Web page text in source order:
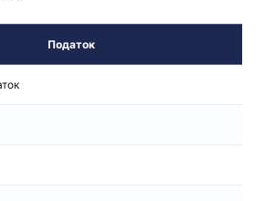
Податок